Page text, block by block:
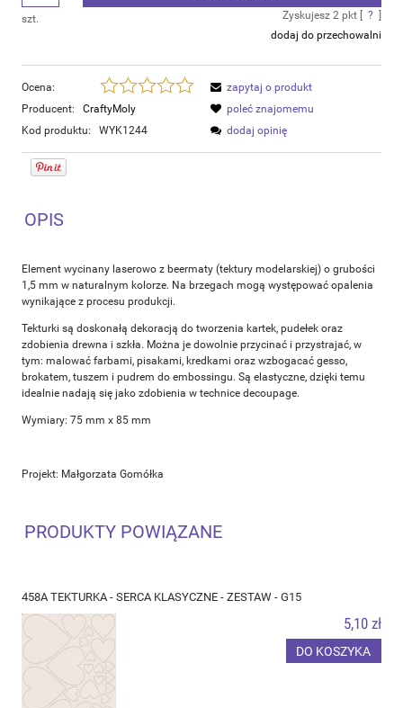
szt. Zyskujesz 2 pkt [ ?
dodaj do przechowalni
Ocena:
Producent:
CraftyMoly
Kod produktu:
WYK1244
zapytaj o produkt
poleć znajomemu
dodaj opinię
OPIS
Element wycinany laserowo z beermaty (tektury modelarskiej) o grubości
1,5 mm w naturalnym kolorze. Na brzegach mogą występować opalenia
wynikające z procesu produkcji.
Tekturki są doskonałą dekoracją do tworzenia kartek, pudełek oraz
zdobienia drewna i szkła. Można je dowolnie przycinać i przystrajać, w
tym: malować farbami, pisakami, kredkami oraz wzbogacać gesso,
brokatem, tuszem i pudrem do embossingu. Są elastyczne, dzięki temu
idealnie nadają się jako zdobienia w technice decoupage.
Wymiary: 75 mm x 85 mm
Projekt: Małgorzata Gomółka
PRODUKTY POWIĄZANE
458A TEKTURKA - SERCA KLASYCZNE - ZESTAW - G15
5,10 zł
DO KOSZYKA